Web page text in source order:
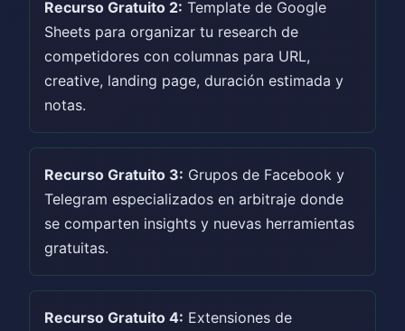
Recurso Gratuito 2: Template de Google
Sheets para organizar tu research de
competidores con columnas para URL,
creative, landing page, duración estimada y
notas.
Recurso Gratuito 3: Grupos de Facebook y
Telegram especializados en arbitraje donde
se comparten insights y nuevas herramientas
gratuitas.
Recurso Gratuito 4: Extensiones de